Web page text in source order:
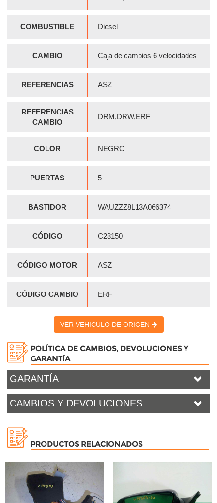
COMBUSTIBLE Diesel
CAMBIO Caja de cambios 6 velocidades
REFERENCIAS ASZ
REFERENCIAS
CAMBIO
DRM,DRW,ERF
COLOR NEGRO
PUERTAS 5
BASTIDOR WAUZZZ8L13A066374
CÓDIGO C28150
CÓDIGO MOTOR ASZ
CÓDIGO CAMBIO ERF
VER VEHICULO DE ORIGEN
POLÍTICA DE CAMBIOS, DEVOLUCIONES Y
GARANTÍA
GARANTÍA
CAMBIOS Y DEVOLUCIONES
PRODUCTOS RELACIONADOS